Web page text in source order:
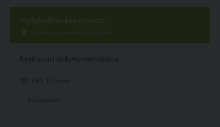
Myllykallion koirapuisto
Lauttasaarenmäki 6, Helsinki
Keskisuuri aidattu metsäalue.